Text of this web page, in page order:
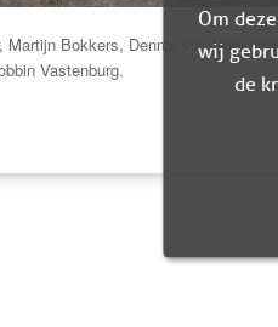
Bokkers, Dennis van
Vastenburg.
Om
wij
de